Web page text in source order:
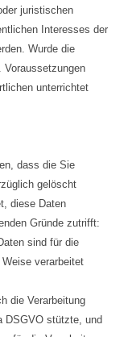
juristischen
Interesses der
Wurde die
Voraussetzungen
unterrichtet
dass die Sie
gelöscht
diese Daten
Gründe zutrifft:
sind für die
verarbeitet
die Verarbeitung
DSGVO stützte, und